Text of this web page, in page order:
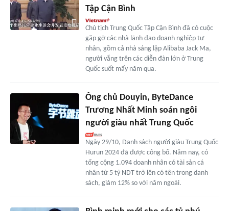
Tập Cận Bình
Chủ tịch Trung Quốc Tập Cận Bình đã có cuộc
gặp gỡ các nhà lãnh đạo doanh nghiệp tư
nhân, gồm cả nhà sáng lập Alibaba Jack Ma,
người vắng trên các diễn đàn lớn ở Trung
Quốc suốt mấy năm qua.
Ông chủ Douyin, ByteDance
Trương Nhất Minh soán ngôi
người giàu nhất Trung Quốc
Ngày 29/10, Danh sách người giàu Trung Quốc
Hurun 2024 đã được công bố. Năm nay, có
tổng cộng 1.094 doanh nhân có tài sản cá
nhân từ 5 tỷ NDT trở lên có tên trong danh
sách, giảm 12% so với năm ngoái.